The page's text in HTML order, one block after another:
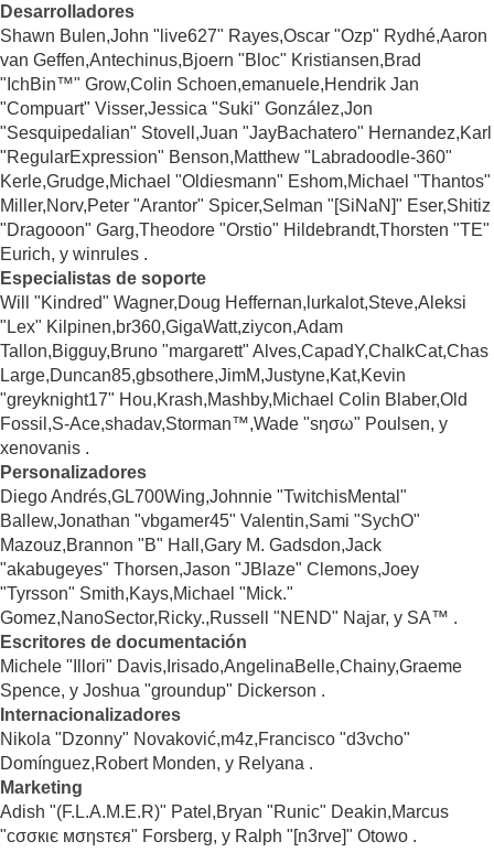
Desarrolladores
Shawn Bulen,John "live627" Rayes,Oscar "Ozp" Rydhé,Aaron
van Geffen,Antechinus,Bjoern "Bloc" Kristiansen,Brad
"IchBin™" Grow,Colin Schoen,emanuele,Hendrik Jan
"Compuart" Visser,Jessica "Suki" González,Jon
"Sesquipedalian" Stovell,Juan "JayBachatero" Hernandez,Karl
"RegularExpression" Benson,Matthew "Labradoodle-360"
Kerle,Grudge,Michael "Oldiesmann" Eshom,Michael "Thantos"
Miller,Norv,Peter "Arantor" Spicer,Selman "[SiNaN]" Eser,Shitiz
"Dragooon" Garg,Theodore "Orstio" Hildebrandt,Thorsten "TE"
Eurich, y winrules .
Especialistas de soporte
Will "Kindred" Wagner,Doug Heffernan,lurkalot,Steve,Aleksi
"Lex" Kilpinen,br360,GigaWatt,ziycon,Adam
Tallon,Bigguy,Bruno "margarett" Alves,CapadY,ChalkCat,Chas
Large,Duncan85,gbsothere,JimM,Justyne,Kat,Kevin
"greyknight17" Hou,Krash,Mashby,Michael Colin Blaber,Old
Fossil,S-Ace,shadav,Storman™,Wade "sησω" Poulsen, y
xenovanis .
Personalizadores
Diego Andrés,GL700Wing,Johnnie "TwitchisMental"
Ballew,Jonathan "vbgamer45" Valentin,Sami "SychO"
Mazouz,Brannon "B" Hall,Gary M. Gadsdon,Jack
"akabugeyes" Thorsen,Jason "JBlaze" Clemons,Joey
"Tyrsson" Smith,Kays,Michael "Mick."
Gomez,NanoSector,Ricky.,Russell "NEND" Najar, y SA™ .
Escritores de documentación
Michele "Illori" Davis,Irisado,AngelinaBelle,Chainy,Graeme
Spence, y Joshua "groundup" Dickerson .
Internacionalizadores
Nikola "Dzonny" Novaković,m4z,Francisco "d3vcho"
Domínguez,Robert Monden, y Relyana .
Marketing
Adish "(F.L.A.M.E.R)" Patel,Bryan "Runic" Deakin,Marcus
"cσσкιє мσηѕтєя" Forsberg, y Ralph "[n3rve]" Otowo .